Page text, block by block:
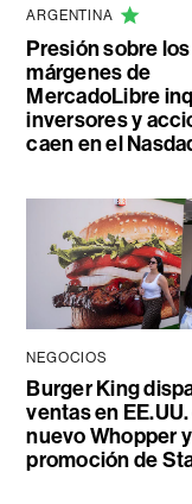
ARGENTINA
Presión sobre los
márgenes de
MercadoLibre
inversores y
caen en el
NEGOCIOS
Burger King
ventas en
nuevo Whopper
promoción de